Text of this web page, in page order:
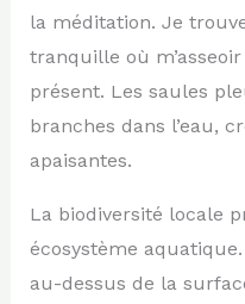
la méditation. Je
tranquille où
présent. Les saules
branches dans l’eau,
apaisantes.
La biodiversité locale
écosystème
au-dessus de la